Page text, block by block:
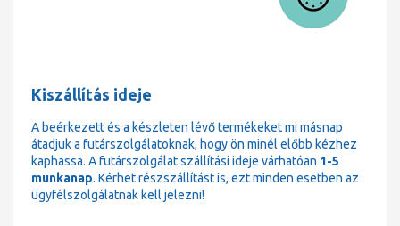
Kiszállítás ideje
A beérkezett és a készleten lévő termékeket mi másnap
átadjuk a futárszolgálatoknak, hogy ön minél előbb kézhez
kaphassa. A futárszolgálat szállítási ideje várhatóan 1-5
munkanap. Kérhet részszállítást is, ezt minden esetben az
ügyfélszolgálatnak kell jelezni!